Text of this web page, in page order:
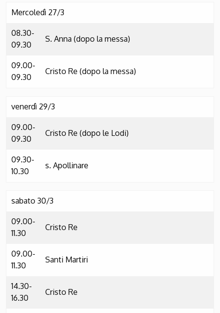
Mercoledì 27/3
08.30-
09.30
S. Anna (dopo la messa)
09.00-
09.30
Cristo Re (dopo la messa)
venerdì 29/3
09.00-
09.30
Cristo Re (dopo le Lodi)
09.30-
10.30
s. Apollinare
sabato 30/3
09.00-
11.30
Cristo Re
09.00-
11.30
Santi Martiri
14.30-
16.30
Cristo Re